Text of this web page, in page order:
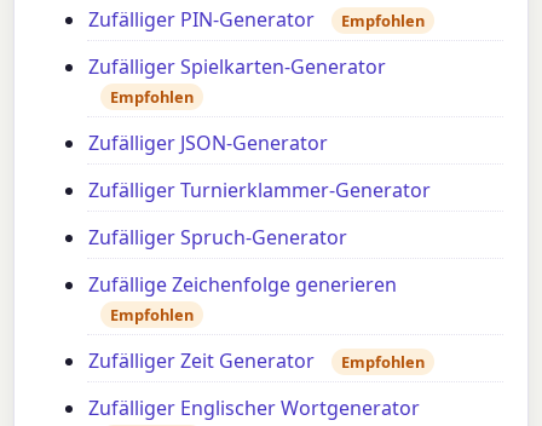
Zufälliger PIN-Generator Empfohlen
Zufälliger Spielkarten-Generator
Empfohlen
Zufälliger JSON-Generator
Zufälliger Turnierklammer-Generator
Zufälliger Spruch-Generator
Zufällige Zeichenfolge generieren
Empfohlen
Zufälliger Zeit Generator Empfohlen
Zufälliger Englischer Wortgenerator